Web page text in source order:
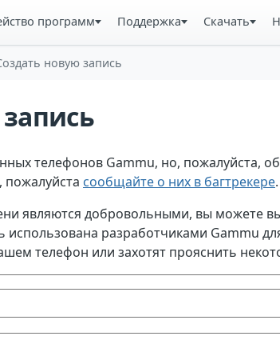
программ Поддержка Скачать
новую запись
телефонов Gammu, но, пожалуйста,
пожалуйста сообщайте о них в багтрекере.
являются добровольными, вы можете
разработчиками Gammu
телефон или захотят прояснить